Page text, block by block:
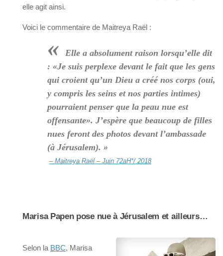
elle agit ainsi.
Voici le commentaire de Maitreya Raël :
«
Elle a absolument raison lorsqu’elle dit
: «Je suis perplexe devant le fait que les gens
qui croient qu’un Dieu a créé nos corps (oui,
y compris les seins et nos parties intimes)
pourraient penser que la peau nue est
offensante». J’espère que beaucoup de filles
nues feront des photos devant l’ambassade
(à Jérusalem). »
– Maitreya Raël – Juin 72aH*/ 2018
Marisa Papen pose nue à Jérusalem et ailleurs…
Selon la BBC, Marisa